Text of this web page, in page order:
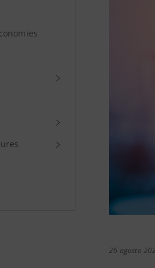
26 agosto